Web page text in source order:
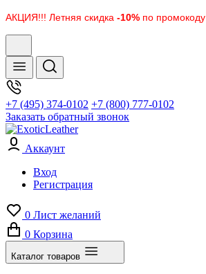
АКЦИЯ!!! Летняя скидка -10% по промокоду
+7 (495) 374-0102 +7 (800) 777-0102
Заказать обратный звонок
Аккаунт
Вход
Регистрация
0 Лист желаний
0 Корзина
Каталог товаров